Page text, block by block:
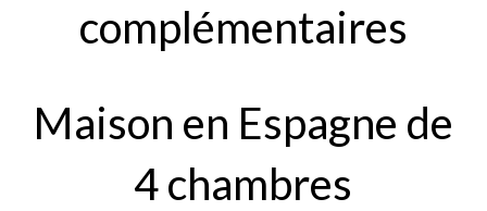
complémentaires
Maison en Espagne de
4 chambres